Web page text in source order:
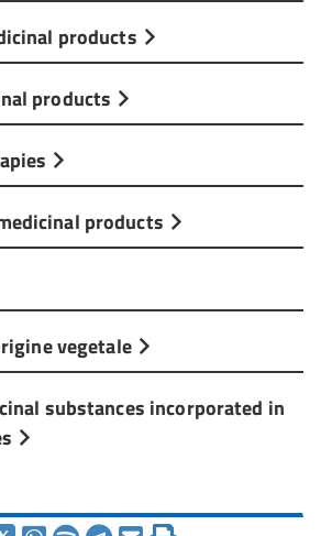
products
products
products
vegetale
substances incorporated in